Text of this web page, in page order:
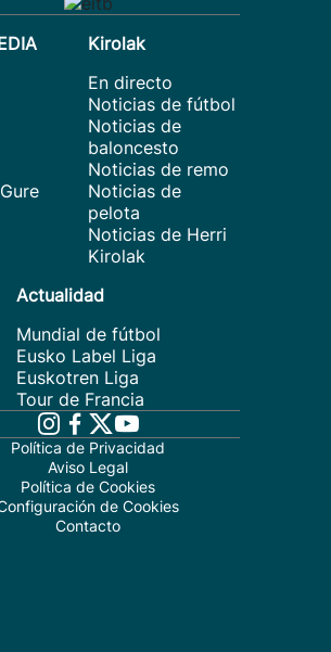
Kirolak
En directo
Noticias de fútbol
Noticias de
baloncesto
Noticias de remo
Noticias de
pelota
Noticias de Herri
Kirolak
Actualidad
Mundial de fútbol
Eusko Label Liga
Euskotren Liga
Tour de Francia
Política de Privacidad
Aviso Legal
Política de Cookies
de Cookies
Contacto